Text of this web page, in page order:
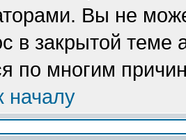
Вы не
в закрытой теме
по многим
началу